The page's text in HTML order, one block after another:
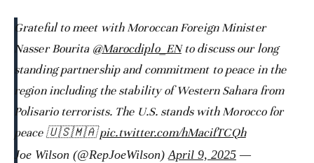
Grateful to meet with Moroccan Foreign Minister
Nasser Bourita @Marocdiplo_ENto discuss our long
standing partnership and commitment to peace in the
region including the stability of Western Sahara from
Polisario terrorists. The U.S. stands with Morocco for
peace 🇺🇸🇲🇦pic.twitter.com/hMacifTCQh
— Joe Wilson (@RepJoeWilson)
April 9, 2025